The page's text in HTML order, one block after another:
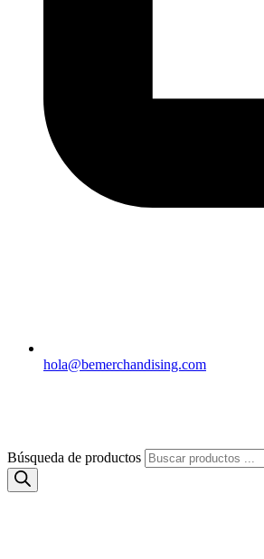
hola@bemerchandising.com
Búsqueda de productos